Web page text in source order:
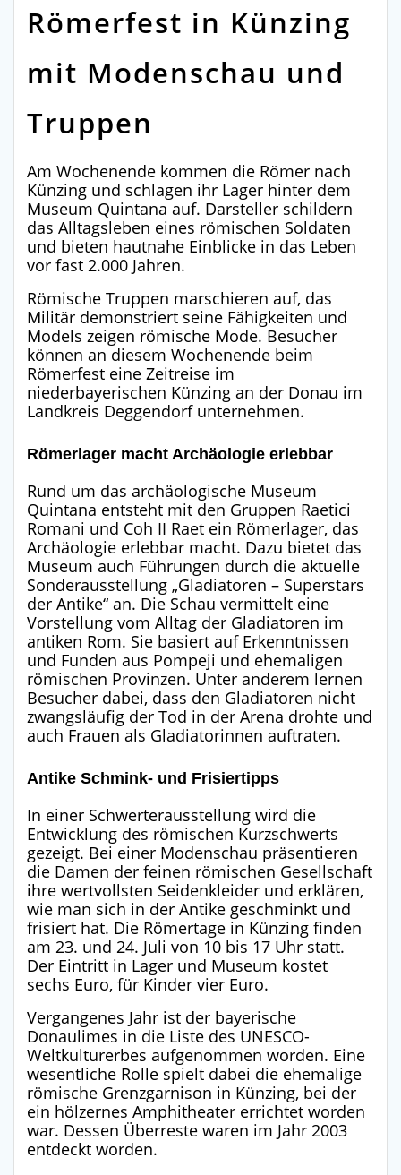
Römerfest in Künzing
mit Modenschau und
Truppen
Am Wochenende kommen die Römer nach
Künzing und schlagen ihr Lager hinter dem
Museum Quintana auf. Darsteller schildern
das Alltagsleben eines römischen Soldaten
und bieten hautnahe Einblicke in das Leben
vor fast 2.000 Jahren.
Römische Truppen marschieren auf, das
Militär demonstriert seine Fähigkeiten und
Models zeigen römische Mode. Besucher
können an diesem Wochenende beim
Römerfest eine Zeitreise im
niederbayerischen Künzing an der Donau im
Landkreis Deggendorf unternehmen.
Römerlager macht Archäologie erlebbar
Rund um das archäologische Museum
Quintana entsteht mit den Gruppen Raetici
Romani und Coh II Raet ein Römerlager, das
Archäologie erlebbar macht. Dazu bietet das
Museum auch Führungen durch die aktuelle
Sonderausstellung „Gladiatoren – Superstars
der Antike“ an. Die Schau vermittelt eine
Vorstellung vom Alltag der Gladiatoren im
antiken Rom. Sie basiert auf Erkenntnissen
und Funden aus Pompeji und ehemaligen
römischen Provinzen. Unter anderem lernen
Besucher dabei, dass den Gladiatoren nicht
zwangsläufig der Tod in der Arena drohte und
auch Frauen als Gladiatorinnen auftraten.
Antike Schmink- und Frisiertipps
In einer Schwerterausstellung wird die
Entwicklung des römischen Kurzschwerts
gezeigt. Bei einer Modenschau präsentieren
die Damen der feinen römischen Gesellschaft
ihre wertvollsten Seidenkleider und erklären,
wie man sich in der Antike geschminkt und
frisiert hat. Die Römertage in Künzing finden
am 23. und 24. Juli von 10 bis 17 Uhr statt.
Der Eintritt in Lager und Museum kostet
sechs Euro, für Kinder vier Euro.
Vergangenes Jahr ist der bayerische
Donaulimes in die Liste des UNESCO-
Weltkulturerbes aufgenommen worden. Eine
wesentliche Rolle spielt dabei die ehemalige
römische Grenzgarnison in Künzing, bei der
ein hölzernes Amphitheater errichtet worden
war. Dessen Überreste waren im Jahr 2003
entdeckt worden.